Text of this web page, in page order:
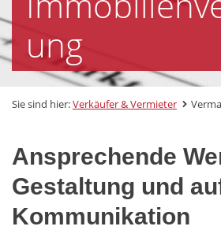
ung
Sie sind hier:Verkäufer & Vermieter
Ansprechende
Gestaltung und
Kommunikation